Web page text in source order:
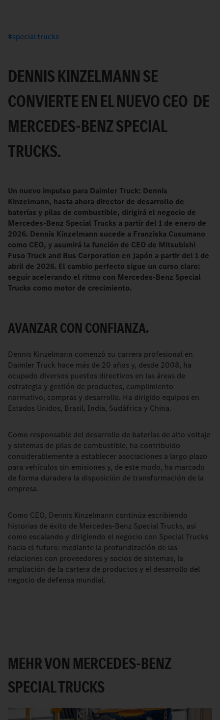
special trucks
DENNIS KINZELMANN SE
CONVIERTE EN EL NUEVO CEO DE
MERCEDES-BENZ SPECIAL
TRUCKS.
Un nuevo impulso para Daimler Truck: Dennis
Kinzelmann, hasta ahora director de desarrollo de
baterías y pilas de combustible, dirigirá el negocio de
Mercedes-Benz Special Trucks a partir del 1 de enero de
2026. Dennis Kinzelmann sucede a Franziska Cusumano
como CEO, y asumirá la función de CEO de Mitsubishi
Fuso Truck and Bus Corporation en Japón a partir del 1 de
abril de 2026. El cambio perfecto sigue un curso claro:
seguir acelerando el ritmo con Mercedes-Benz Special
Trucks como motor de crecimiento.
AVANZAR CON CONFIANZA.
Dennis Kinzelmann comenzó su carrera profesional en
Daimler Truck hace más de 20 años y, desde 2008, ha
ocupado diversos puestos directivos en las áreas de
estrategia y gestión de productos, cumplimiento
normativo, compras y desarrollo. Ha dirigido equipos en
Estados Unidos, Brasil, India, Sudáfrica y China.
Como responsable del desarrollo de baterías de alto voltaje
y sistemas de pilas de combustible, ha contribuido
considerablemente a establecer asociaciones a largo plazo
para vehículos sin emisiones y, de este modo, ha marcado
de forma duradera la disposición de transformación de la
empresa.
Como CEO, Dennis Kinzelmann continúa escribiendo
historias de éxito de Mercedes-Benz Special Trucks, así
como escalando y dirigiendo el negocio con Special Trucks
hacia el futuro: mediante la profundización de las
relaciones con proveedores y socios de sistemas, la
ampliación de la cartera de productos y el desarrollo del
negocio de defensa mundial.
MEHR VON MERCEDES-BENZ
SPECIAL TRUCKS